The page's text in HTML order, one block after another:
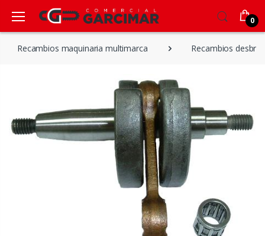
0
Recambios maquinaria multimarca Recambios